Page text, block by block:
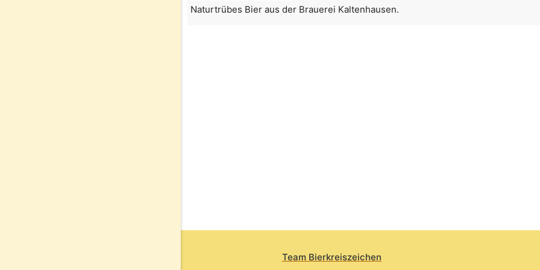
Naturtrübes Bier aus der Brauerei Kaltenhausen.
Team Bierkreiszeichen